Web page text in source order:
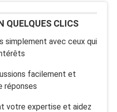
QUELQUES CLICS
simplement avec ceux qui
facilement et
réponses
votre expertise et aidez